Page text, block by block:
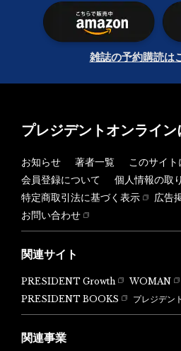
雑誌の予約購読は
プレジデントオンライン
お知らせ 著者一覧
このサイト
会員登録について
個人情報の取
特定商取引法に基づく表示
広告
お問い合わせ
関連サイト
PRESIDENT Growth WOMAN
PRESIDENT BOOKS
プレジデ
関連事業